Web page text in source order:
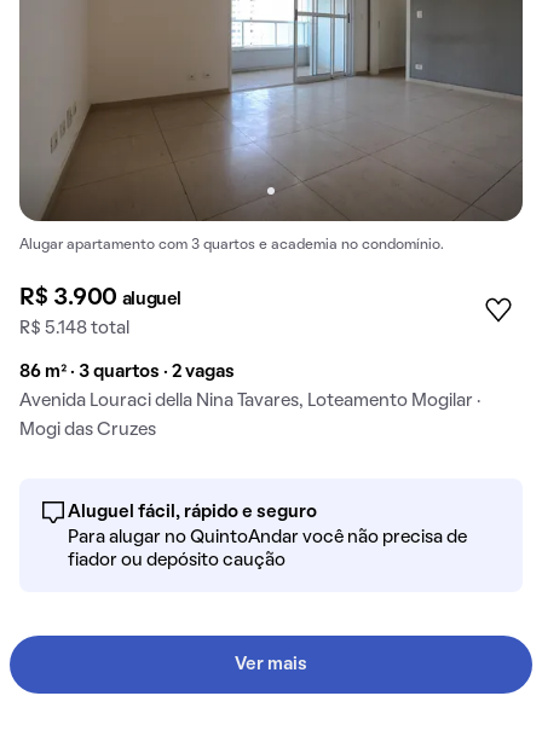
Alugar apartamento com 3 quartos e academia no condomínio.
R$ 3.900 aluguel
R$ 5.148 total
86 m² · 3 quartos · 2 vagas
Avenida Louraci della Nina Tavares, Loteamento Mogilar ·
Mogi das Cruzes
Aluguel fácil, rápido e seguro
Para alugar no QuintoAndar você não precisa de
fiador ou depósito caução
Ver mais